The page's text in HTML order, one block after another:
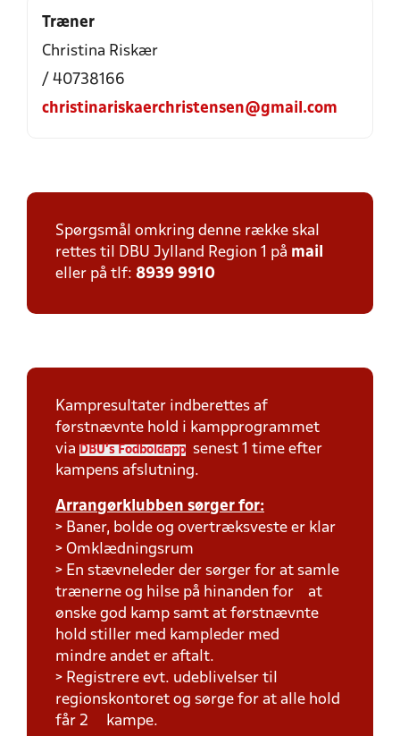
Træner
Christina Riskær
/ 40738166
christinariskaerchristensen@gmail.com
Spørgsmål omkring denne række skal
rettes til DBU Jylland Region 1 på mail
eller på tlf: 8939 9910
Kampresultater indberettes af
førstnævnte hold i kampprogrammet
via
DBU's Fodboldapp
senest 1 time efter
kampens afslutning.
Arrangørklubben sørger for:
> Baner, bolde og overtræksveste er klar
> Omklædningsrum
> En stævneleder der sørger for at samle
trænerne og hilse på hinanden for at
ønske god kamp samt at førstnævnte
hold stiller med kampleder med
mindre andet er aftalt.
> Registrere evt. udeblivelser til
regionskontoret og sørge for at alle hold
får 2 kampe.